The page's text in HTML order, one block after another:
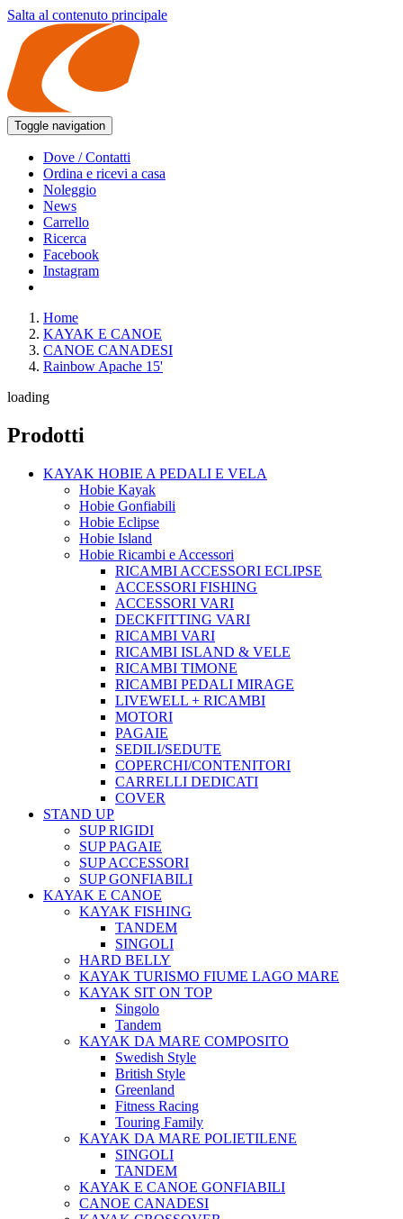
Salta al contenuto principale
Toggle navigation
Dove / Contatti
Ordina e ricevi a casa
Noleggio
News
Carrello
Ricerca
Facebook
Instagram
Home
KAYAK E CANOE
CANOE CANADESI
Rainbow Apache 15'
loading
Prodotti
KAYAK HOBIE A PEDALI E VELA
Hobie Kayak
Hobie Gonfiabili
Hobie Eclipse
Hobie Island
Hobie Ricambi e Accessori
RICAMBI ACCESSORI ECLIPSE
ACCESSORI FISHING
ACCESSORI VARI
DECKFITTING VARI
RICAMBI VARI
RICAMBI ISLAND & VELE
RICAMBI TIMONE
RICAMBI PEDALI MIRAGE
LIVEWELL + RICAMBI
MOTORI
PAGAIE
SEDILI/SEDUTE
COPERCHI/CONTENITORI
CARRELLI DEDICATI
COVER
STAND UP
SUP RIGIDI
SUP PAGAIE
SUP ACCESSORI
SUP GONFIABILI
KAYAK E CANOE
KAYAK FISHING
TANDEM
SINGOLI
HARD BELLY
KAYAK TURISMO FIUME LAGO MARE
KAYAK SIT ON TOP
Singolo
Tandem
KAYAK DA MARE COMPOSITO
Swedish Style
British Style
Greenland
Fitness Racing
Touring Family
KAYAK DA MARE POLIETILENE
SINGOLI
TANDEM
KAYAK E CANOE GONFIABILI
CANOE CANADESI